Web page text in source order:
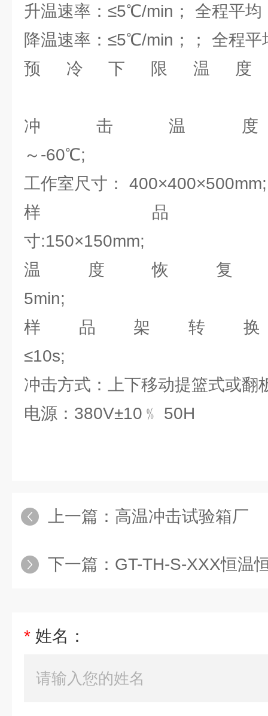
升温速率：≤5℃/min； 全程平
降温速率：≤5℃/min；； 全程平
预冷下限温
冲击温度
～-
工作室尺寸：
样品
寸
温度恢复
样品架转
冲击方式：上下移动提篮式或
电源：380V±10﹪ 50H
上一篇： 高温冲击试验箱厂
下一篇： GT-TH-S-XXX恒温
* 姓名：